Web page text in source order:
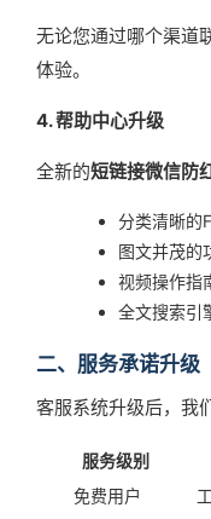
无论您通过哪个渠道
体验。
4. 帮助中心升级
全新的短链接微信防
分类清晰的
图文并茂的
视频操作指
全文搜索引
二、服务承诺升级
客服系统升级后，我
服务级别
免费用户